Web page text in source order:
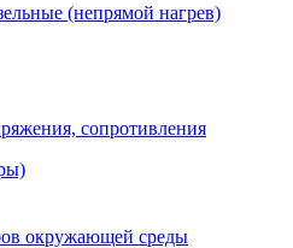
(непрямой нагрев)
сопротивления
окружающей среды